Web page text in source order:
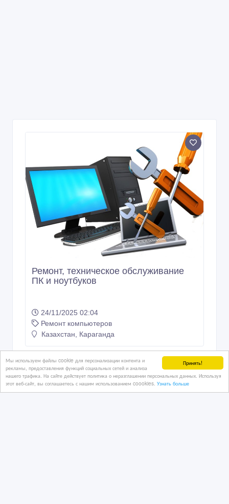
Принять!
Мы используем файлы cookie для персонализации контента и
рекламы, предоставления функций социальных сетей и анализа
нашего трафика. На сайте действует политика о неразглашении персональных данных. Используя
этот веб-сайт, вы соглашаетесь с нашим использованием coookies. Узнать больше
Ремонт, техническое обслуживание
ПК и ноутбуков
24/11/2025 02:04
Ремонт компьютеров
Казахстан, Караганда